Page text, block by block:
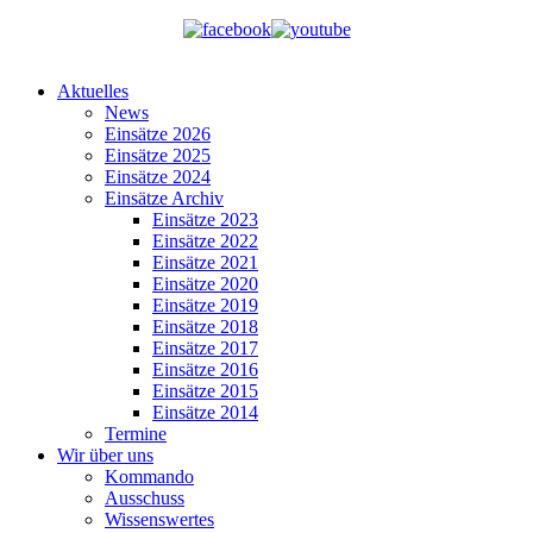
Aktuelles
News
Einsätze 2026
Einsätze 2025
Einsätze 2024
Einsätze Archiv
Einsätze 2023
Einsätze 2022
Einsätze 2021
Einsätze 2020
Einsätze 2019
Einsätze 2018
Einsätze 2017
Einsätze 2016
Einsätze 2015
Einsätze 2014
Termine
Wir über uns
Kommando
Ausschuss
Wissenswertes